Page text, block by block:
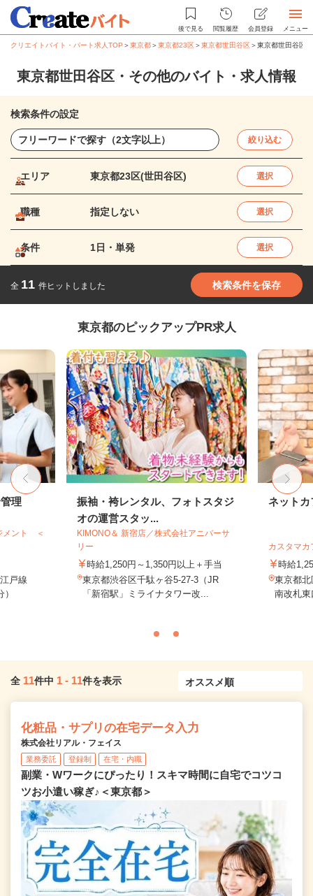
後で見る 閲覧履歴 会員登録 メニュー
クリエイトバイト・パート求人TOP ＞東京都＞東京都23区＞東京都世田谷区＞東京都世田谷区
東京都世田谷区・その他のバイト・求人情報
検索条件の設定
絞り込む
エリア 東京都23区(世田谷区) 選択
職種 指定しない 選択
条件 1日・単発 選択
全 11 件ヒットしました 検索条件を保存
東京都のピックアップPR求人
理
メント ＜
戸線
振袖・袴レンタル、フォトスタジ
オの運営スタッ...
KIMONO＆ 新宿店／株式会社アニバーサ
リー
時給1,250円～1,350円以上＋手当
東京都渋谷区千駄ヶ谷5-27-3（JR
「新宿駅」ミライナタワー改...
ネットカ
カスタマ
時給
東京都北
南改札
全 11件中 1 - 11件を表示
化粧品・サプリの在宅データ入力
株式会社リアル・フェイス
業務委託 登録制 在宅・内職
副業・Wワークにぴったり！スキマ時間に自宅でコツコ
ツお小遣い稼ぎ♪＜東京都＞